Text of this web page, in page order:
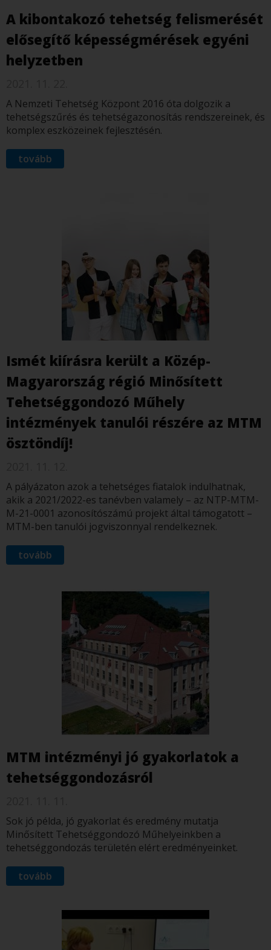
A kibontakozó tehetség felismerését
elősegítő képességmérések egyéni
helyzetben
A Nemzeti Tehetség Központ 2016 óta dolgozik a
tehetségszűrés és tehetségazonosítás rendszereinek, és
komplex eszközeinek fejlesztésén.
tovább
Ismét kiírásra került a Közép-
Magyarország régió Minősített
Tehetséggondozó Műhely
intézmények tanulói részére az MTM
ösztöndíj!
A pályázaton azok a tehetséges fiatalok indulhatnak,
akik a 2021/2022-es tanévben valamely – az NTP-MTM-
M-21-0001 azonosítószámú projekt által támogatott –
MTM-ben tanulói jogviszonnyal rendelkeznek.
tovább
MTM intézményi jó gyakorlatok a
tehetséggondozásról
Sok jó példa, jó gyakorlat és eredmény mutatja
Minősített Tehetséggondozó Műhelyeinkben a
tehetséggondozás területén elért eredményeinket.
tovább